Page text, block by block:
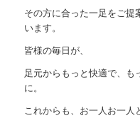
その方に合った一足をご提
います。
皆様の毎日が、
足元からもっと快適で、も
に。
これからも、お一人お一人